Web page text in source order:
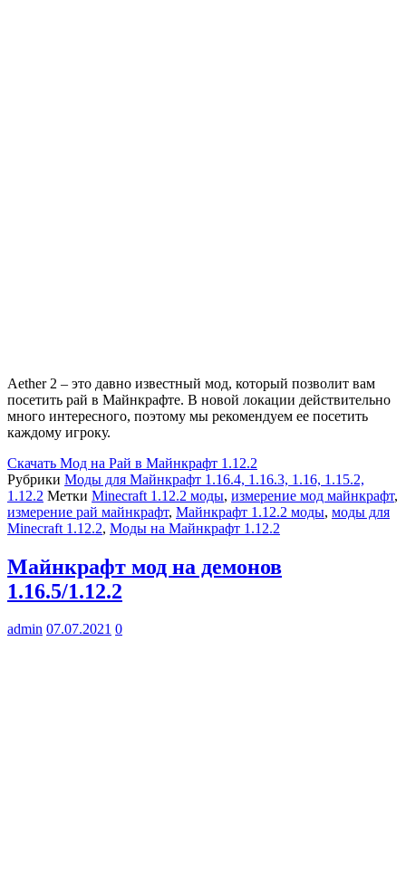
Aether 2 – это давно известный мод, который позволит вам
посетить рай в Майнкрафте. В новой локации действительно
много интересного, поэтому мы рекомендуем ее посетить
каждому игроку.
Скачать Мод на Рай в Майнкрафт 1.12.2
Рубрики Моды для Майнкрафт 1.16.4, 1.16.3, 1.16, 1.15.2,
1.12.2 Метки Minecraft 1.12.2 моды, измерение мод майнкрафт,
измерение рай майнкрафт, Майнкрафт 1.12.2 моды, моды для
Minecraft 1.12.2, Моды на Майнкрафт 1.12.2
Майнкрафт мод на демонов
1.16.5/1.12.2
admin 07.07.2021 0